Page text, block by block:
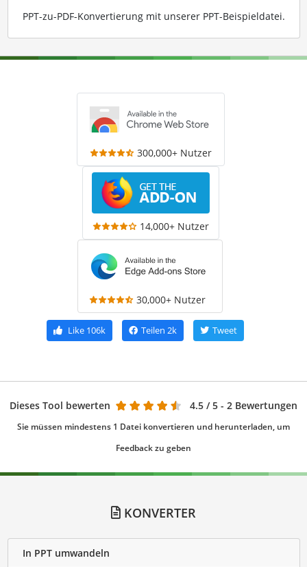
PPT-zu-PDF-Konvertierung mit unserer PPT-Beispieldatei.
300,000+ Nutzer
14,000+ Nutzer
30,000+ Nutzer
Like 106k Teilen 2k Tweet
Dieses Tool bewerten 4.5 / 5 - 2 Bewertungen
Sie müssen mindestens 1 Datei konvertieren und herunterladen, um
Feedback zu geben
KONVERTER
In PPT umwandeln